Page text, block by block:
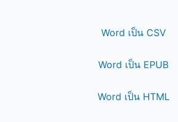
Word เป็น CSV
Word เป็น EPUB
Word เป็น HTML